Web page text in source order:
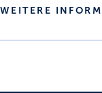
WEITERE